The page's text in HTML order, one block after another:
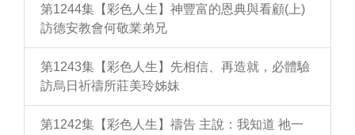
第1244集【彩色人生】神豐富的恩典與看顧(上)
訪德安教會何敬業弟兄
第1243集【彩色人生】先相信、再造就，必體驗
訪烏日祈禱所莊美玲姊妹
第1242集【彩色人生】禱告 主說：我知道 祂一